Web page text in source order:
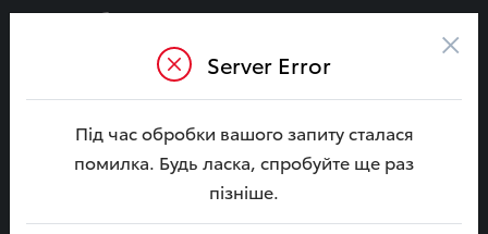
Автомобілі
CAMRY Гібрид
COROLLA
COROLLA Гібрид
C-HR+
BZ4X Touring
YARIS CROSS Гібрид
Server Error ×
Під час обробки вашого запиту сталася
помилка. Будь ласка, спробуйте ще раз
пізніше.